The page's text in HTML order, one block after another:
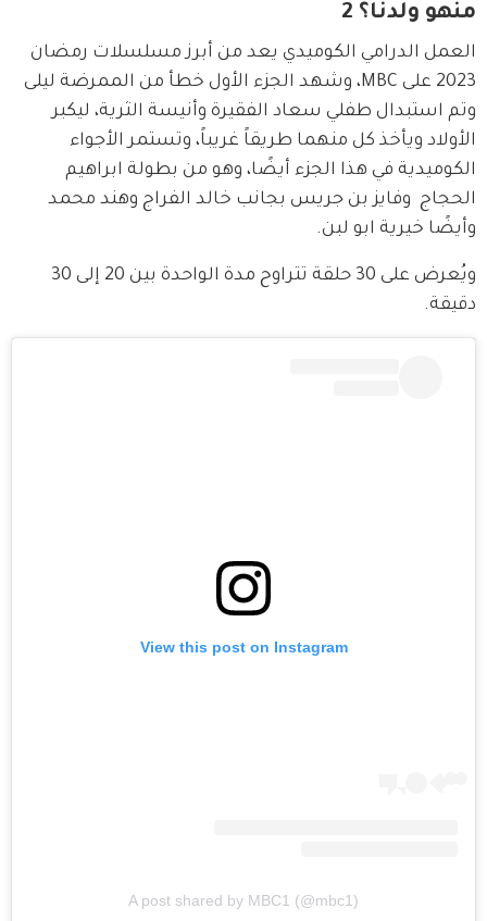
منهو ولدنا؟ 2
العمل الدرامي الكوميدي يعد من أبرز مسلسلات رمضان
2023 على MBC، وشهد الجزء الأول خطأ من الممرضة ليلى
وتم استبدال طفلي سعاد الفقيرة وأنيسة الثرية، ليكبر
الأولاد ويأخذ كل منهما طريقاً غريباً، وتستمر الأجواء
الكوميدية في هذا الجزء أيضًا، وهو من بطولة ابراهيم
الحجاج  وفايز بن جريس بجانب خالد الفراج وهند محمد
وأيضًا خيرية ابو لبن.
دقيقة.
View this post on Instagram
A post shared by MBC1 (@mbc1)